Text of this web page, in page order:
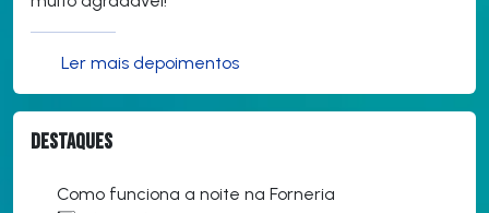
Ler mais depoimentos
Destaques
Como funciona a noite na Forneria